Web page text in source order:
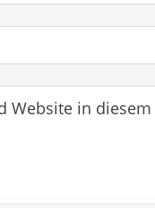
Website in